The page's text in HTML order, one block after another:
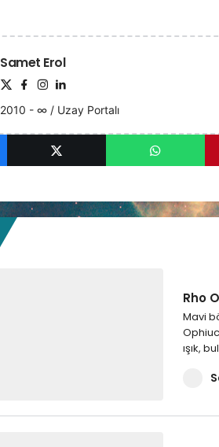
Samet Erol
2010 - ∞ / Uzay Portalı
Rho
Mavi
ışık,